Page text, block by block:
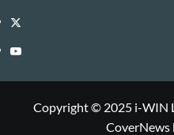
Library
WIN
i-
WIN
Twitter
i-
Library
YouTube
Copyright © 2025 i-WIN
CoverNews